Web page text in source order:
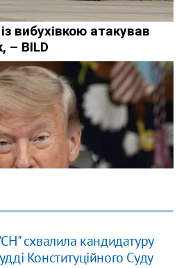
схвалила кандидатуру
Конституційного Суду